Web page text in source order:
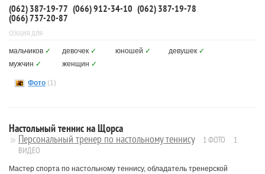
(062) 387-19-77 (066) 912-34-10 (062) 387-19-78
(066) 737-20-87
СЕКЦИЯ ДЛЯ
мальчиков ✓ девочек ✓ юношей ✓ девушек ✓
мужчин ✓ женщин ✓
Фото (1)
Настольный теннис на Щорса
Персональный тренер по настольному теннису 1 ФОТО
1
ВИДЕО
Мастер спорта по настольному теннису, обладатель тренерской